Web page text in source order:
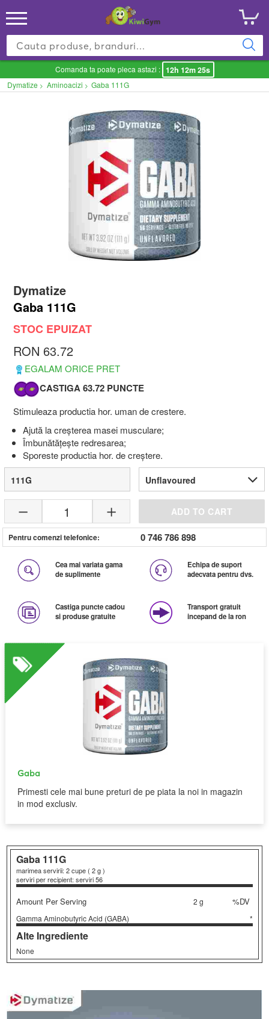
Comanda ta poate pleca astazi : 12h 12m 25s
Dymatize > Aminoacizi > Gaba 111G
Dymatize
Gaba 111G
STOC EPUIZAT
RON 63.72
EGALAM ORICE PRET
CASTIGA 63.72 PUNCTE
Stimuleaza productia hor. uman de crestere.
Ajută la creșterea masei musculare;
Îmbunătățește redresarea;
Sporeste productia hor. de creștere.
111G Unflavoured
1 ADD TO CART
Pentru comenzi telefonice: 0 746 786 898
Cea mai variata gama
de suplimente
Echipa de suport
adecvata pentru dvs.
Castiga puncte cadou
si produse gratuite
Transport gratuit
incepand de la ron
Gaba
Primesti cele mai bune preturi de pe piata la noi in magazin
in mod exclusiv.
Gaba 111G
marimea servirii: 2 cupe ( 2 g )
serviri per recipient: serviri 56
Amount Per Serving %DV
Gamma Aminobutyric Acid (GABA)
2 g
*
Alte Ingrediente
None